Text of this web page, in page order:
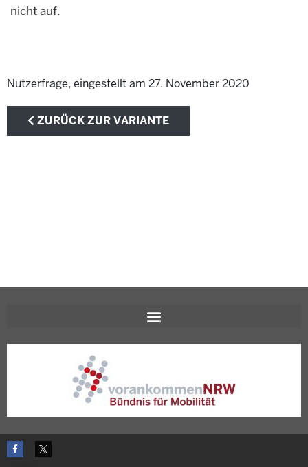
nicht auf.
Nutzerfrage, eingestellt am 27. November 2020
ZURÜCK ZUR VARIANTE